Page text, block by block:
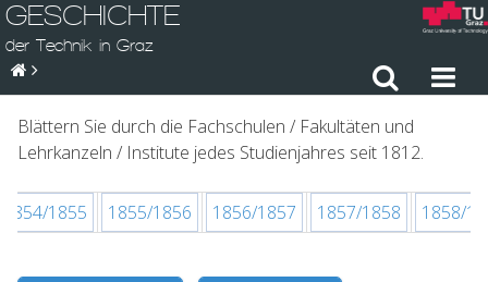
GESCHICHTE
der Technik in Graz
Blättern Sie durch die Fachschulen / Fakultäten und
Lehrkanzeln / Institute jedes Studienjahres seit 1812.
1854/1855 1855/1856 1856/1857 1857/1858 1858/